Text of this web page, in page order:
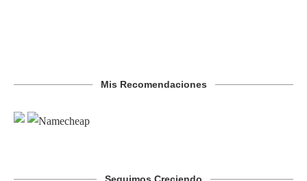
Mis Recomendaciones